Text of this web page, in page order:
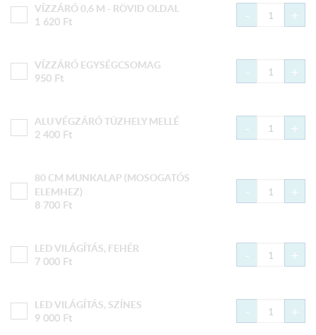
VÍZZÁRÓ 0,6 M - RÖVID OLDAL
1 620 Ft - +
VÍZZÁRÓ EGYSÉGCSOMAG
950 Ft - +
ALU VÉGZÁRÓ TŰZHELY MELLÉ
2 400 Ft - +
80 CM MUNKALAP (MOSOGATÓS
ELEMHEZ)
8 700 Ft
- +
LED VILÁGÍTÁS, FEHÉR
7 000 Ft - +
LED VILÁGÍTÁS, SZÍNES
9 000 Ft - +